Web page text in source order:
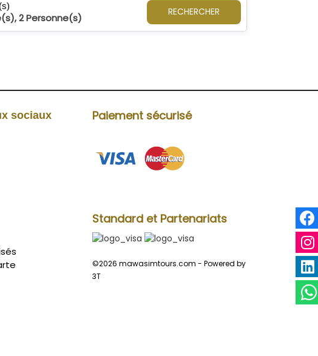
2Personne(s) RECHERCHER
sociaux Paiement sécurisé
Standard et Partenariats
©2026 mawasimtours.com - Powered by
3T